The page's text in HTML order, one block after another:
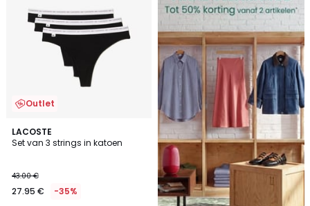
Outlet
LACOSTE
Set van 3 strings in katoen
43.00 €
27.95 € -35%